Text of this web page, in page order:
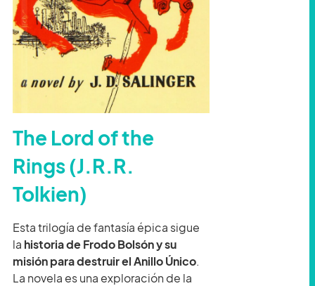
The Lord of the
Rings (J.R.R.
Tolkien)
Esta trilogía de fantasía épica sigue
la historia de Frodo Bolsón y su
misión para destruir el Anillo Único.
La novela es una exploración de la